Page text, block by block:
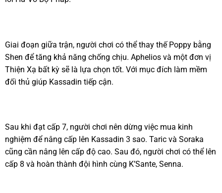
Giai đoạn giữa trận, người chơi có thể thay thế Poppy bằng
Shen để tăng khả năng chống chịu. Aphelios và một đơn vị
Thiện Xạ bất kỳ sẽ là lựa chọn tốt. Với mục đích làm mềm
đối thủ giúp Kassadin tiếp cận.
Sau khi đạt cấp 7, người chơi nên dừng việc mua kinh
nghiệm để nâng cấp lên Kassadin 3 sao. Taric và Soraka
cũng cần nâng lên cấp độ cao. Sau đó, người chơi có thể lên
cấp 8 và hoàn thành đội hình cùng K’Sante, Senna.